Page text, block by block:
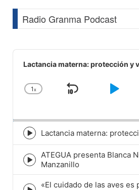
Radio Granma Podcast
Audio
Player
Lactancia materna: protección y
Change
1x
Skip
Play
Episode
play
icon
Lactancia materna:
Episode
play
icon
ATEGUA presenta Blanca
Manzanillo
«El cuidado de las aves es